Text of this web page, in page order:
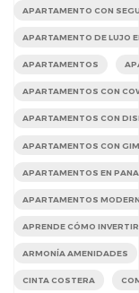
APARTAMENTO CON
APARTAMENTO DE LUJO
APARTAMENTOS
APARTAMENTOS CON
APARTAMENTOS CON
APARTAMENTOS CON
APARTAMENTOS EN
APARTAMENTOS
APRENDE CÓMO
ARMONÍA AMENIDADES
CINTA COSTERA